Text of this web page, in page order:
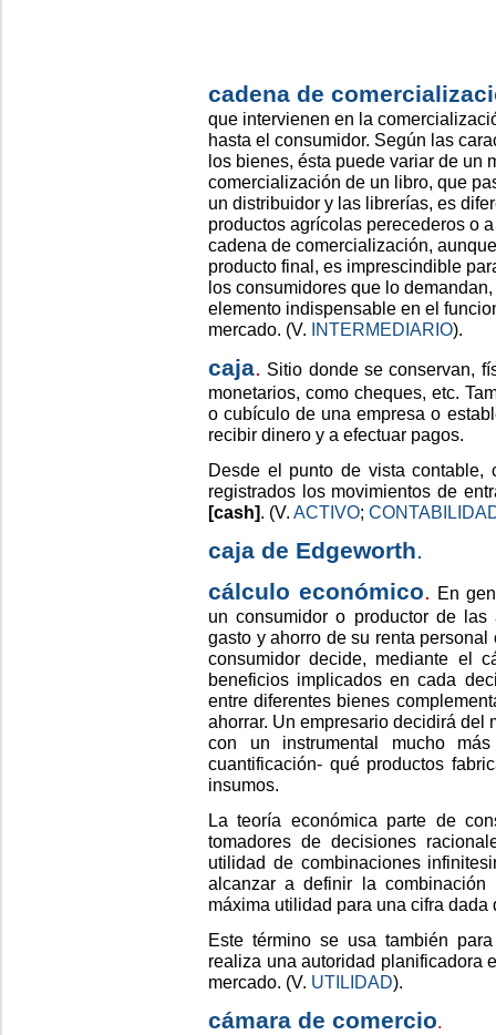
cadena de
que intervienen en la
hasta el consumidor. Según las
los bienes, ésta puede variar de un
comercialización de un libro, que
un distribuidor y las librerías, es
productos agrícolas perecederos o
cadena de comercialización,
producto final, es imprescindible
los consumidores que lo
elemento indispensable en el
mercado. (V. INTERMEDIARIO).
caja. Sitio donde se conservan,
monetarios, como cheques, etc.
o cubículo de una empresa o
recibir dinero y a efectuar pagos.
Desde el punto de vista contable,
registrados los movimientos de
[cash]. (V. ACTIVO;
caja de Edgeworth.
cálculo económico. En
un consumidor o productor de
gasto y ahorro de su renta
consumidor decide, mediante el
beneficios implicados en cada
entre diferentes bienes
ahorrar. Un empresario decidirá del
con un instrumental mucho
cuantificación- qué productos
insumos.
La teoría económica parte de
tomadores de decisiones
utilidad de combinaciones
alcanzar a definir la
máxima utilidad para una cifra dada
Este término se usa también
realiza una autoridad planificadora
mercado. (V. UTILIDAD).
cámara de comercio.